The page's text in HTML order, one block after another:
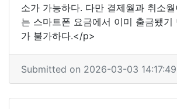
소가 가능하다. 다만 결제월과 취소
는 스마트폰 요금에서 이미 출금됐기
가 불가하다.</p>
Submitted on 2026-03-03 14:17:49